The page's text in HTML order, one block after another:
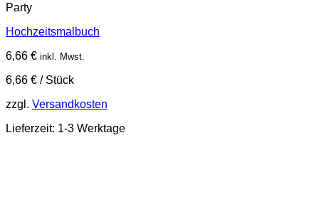
Party
Hochzeitsmalbuch
6,66 € inkl. Mwst.
6,66 € / Stück
zzgl. Versandkosten
Lieferzeit: 1-3 Werktage